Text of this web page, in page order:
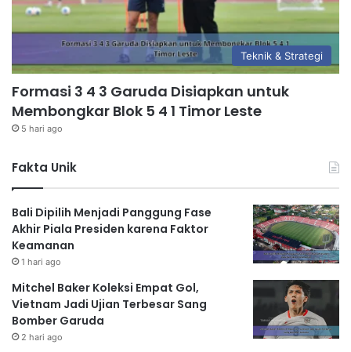
Teknik & Strategi
Formasi 3 4 3 Garuda Disiapkan untuk
Membongkar Blok 5 4 1 Timor Leste
5 hari ago
Fakta Unik
Bali Dipilih Menjadi Panggung Fase
Akhir Piala Presiden karena Faktor
Keamanan
1 hari ago
Mitchel Baker Koleksi Empat Gol,
Vietnam Jadi Ujian Terbesar Sang
Bomber Garuda
2 hari ago